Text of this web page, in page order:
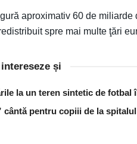
aproximativ 60 de
spre mai multe ţări
și
la un teren sintetic de fotbal
cântă pentru copiii de la